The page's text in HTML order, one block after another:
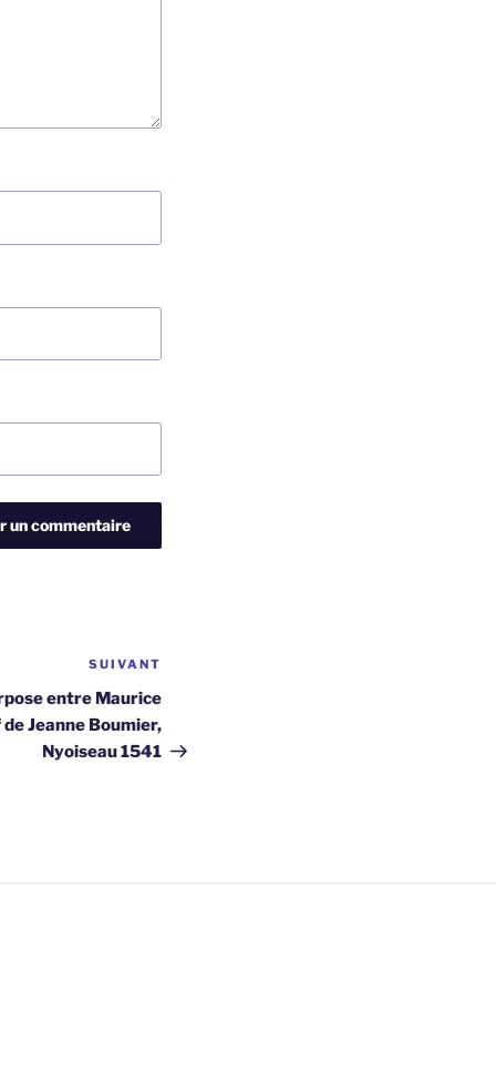
suivant
SUIVANT
entre Maurice
Jeanne Boumier,
Nyoiseau 1541